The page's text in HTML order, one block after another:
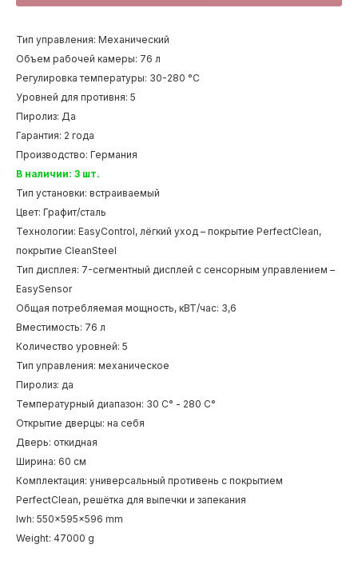
Тип управления: Механический
Объем рабочей камеры: 76 л
Регулировка температуры: 30-280 °С
Уровней для противня: 5
Пиролиз: Да
Гарантия: 2 года
Производство: Германия
В наличии: 3 шт.
Тип установки: встраиваемый
Цвет: Графит/сталь
Технологии: EasyControl, лёгкий уход – покрытие PerfectClean,
покрытие CleanSteel
Тип дисплея: 7-сегментный дисплей с сенсорным управлением –
EasySensor
Общая потребляемая мощность, кВТ/час: 3,6
Вместимость: 76 л
Количество уровней: 5
Тип управления: механическое
Пиролиз: да
Температурный диапазон: 30 C° - 280 C°
Открытие дверцы: на себя
Дверь: откидная
Ширина: 60 см
Комплектация: универсальный противень с покрытием
PerfectClean, решётка для выпечки и запекания
lwh: 550x595x596 mm
Weight: 47000 g